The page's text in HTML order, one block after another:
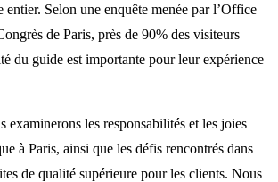
entier. Selon une enquête menée par l’Office
de Paris, près de 90% des visiteurs
du guide est importante pour leur expérience
examinerons les responsabilités et les joies
à Paris, ainsi que les défis rencontrés dans
de qualité supérieure pour les clients. Nous